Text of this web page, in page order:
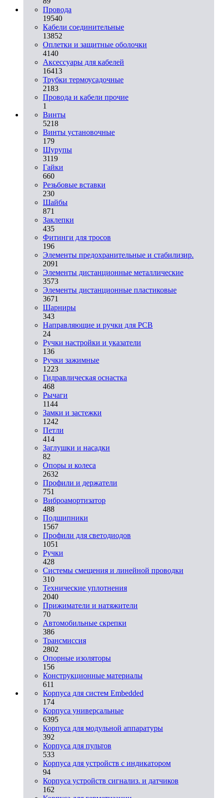
Провода
19540
Кабели соединительные
13852
Оплетки и защитные оболочки
4140
Аксессуары для кабелей
16413
Трубки термоусадочные
2183
Провода и кабели прочие
1
Винты
5218
Винты установочные
179
Шурупы
3119
Гайки
660
Резьбовые вставки
230
Шайбы
871
Заклепки
435
Фитинги для тросов
196
Элементы предохранительные и стабилизир.
2091
Элементы дистанционные металлические
3573
Элементы дистанционные пластиковые
3671
Шарниры
343
Направляющие и ручки для PCB
24
Ручки настройки и указатели
136
Ручки зажимные
1223
Гидравлическая оснастка
468
Рычаги
1144
Замки и застежки
1242
Петли
414
Заглушки и насадки
82
Опоры и колеса
2632
Профили и держатели
751
Виброамортизатор
488
Подшипники
1567
Профили для светодиодов
1051
Ручки
428
Системы смещения и линейной проводки
310
Технические уплотнения
2040
Прижиматели и натяжители
70
Автомобильные скрепки
386
Трансмиссия
2802
Опорные изоляторы
156
Конструкционные материалы
611
Корпуса для систем Embedded
174
Корпуса универсальные
6395
Корпуса для модульной аппаратуры
392
Корпуса для пультов
533
Корпуса для устройств с индикатором
94
Корпуса устройств сигнализ. и датчиков
162